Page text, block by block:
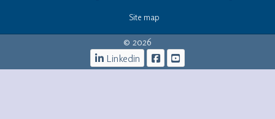
Site map
© 2026
Linkedin